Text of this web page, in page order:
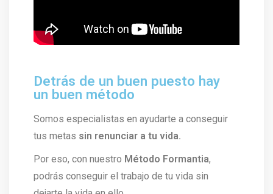
Detrás de un buen puesto hay
un buen método
Somos especialistas en ayudarte a conseguir
tus metas sin renunciar a tu vida.
Por eso, con nuestro Método Formantia,
podrás conseguir el trabajo de tu vida sin